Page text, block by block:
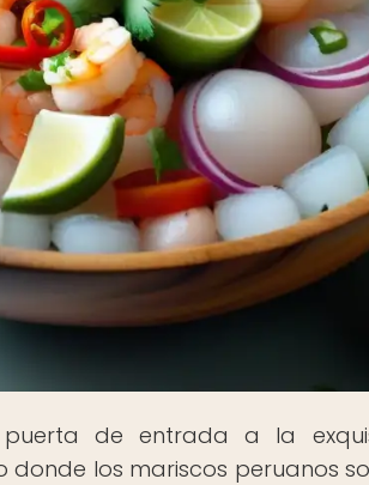
de entrada a la
donde los mariscos peruanos